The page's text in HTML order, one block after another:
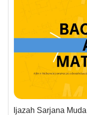
Ijazah Sarjana